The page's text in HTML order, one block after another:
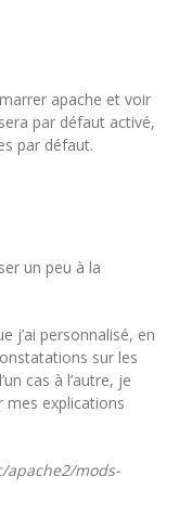
apache et voir
par défaut activé,
par défaut.
un peu à la
j’ai personnalisé, en
sur les
cas à l’autre, je
mes explications
apache2/mods-